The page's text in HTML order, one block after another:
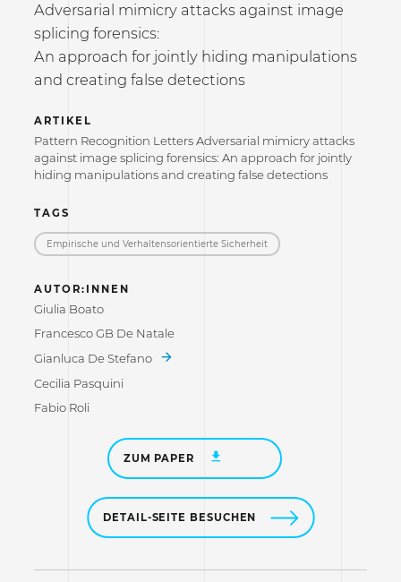
Adversarial mimicry attacks against image
splicing forensics:
An approach for jointly hiding manipulations
and creating false detections
ARTIKEL
Pattern Recognition Letters Adversarial mimicry attacks
against image splicing forensics: An approach for jointly
hiding manipulations and creating false detections
TAGS
Empirische und Verhaltensorientierte Sicherheit
AUTOR:INNEN
Giulia Boato
Francesco GB De Natale
Gianluca De Stefano
Cecilia Pasquini
Fabio Roli
ZUM PAPER
DETAIL-SEITE BESUCHEN